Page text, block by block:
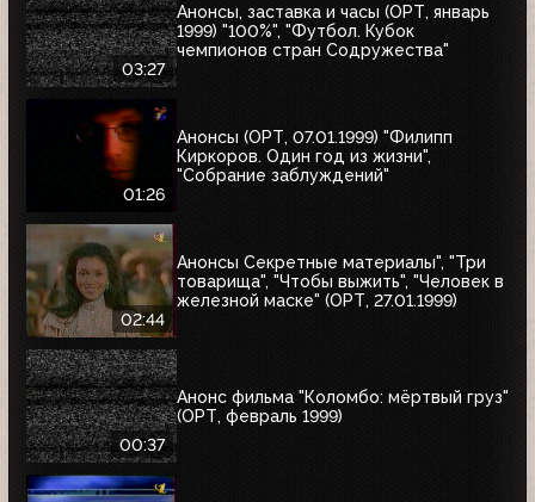
03:27
Анонсы, заставка и часы (ОРТ, январь
1999) "100%", "Футбол. Кубок
чемпионов стран Содружества"
01:26
Анонсы (ОРТ, 07.01.1999) "Филипп
Киркоров. Один год из жизни",
"Собрание заблуждений"
02:44
Анонсы Секретные материалы", "Три
товарища", "Чтобы выжить", "Человек в
железной маске" (ОРТ, 27.01.1999)
00:37
Анонс фильма "Коломбо: мёртвый груз"
(ОРТ, февраль 1999)